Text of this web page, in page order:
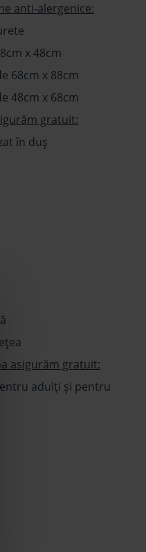
anti-alergenice:
x 48cm
68cm x 88cm
48cm x 68cm
gratuit:
în duș
asigurăm gratuit:
adulți și pentru